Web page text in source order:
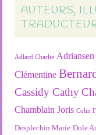
AUTEURS,
Adlard Charlie
Clémentine
Cassidy Cathy
Chamblain Joris Colin
Desplechin Marie Dole